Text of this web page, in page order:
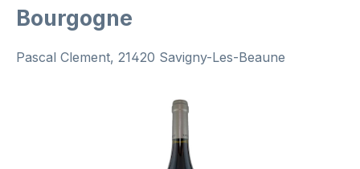
Bourgogne
Pascal Clement, 21420 Savigny-Les-Beaune
Bildergalerie überspringen